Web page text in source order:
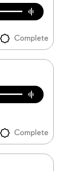
Complete
Complete